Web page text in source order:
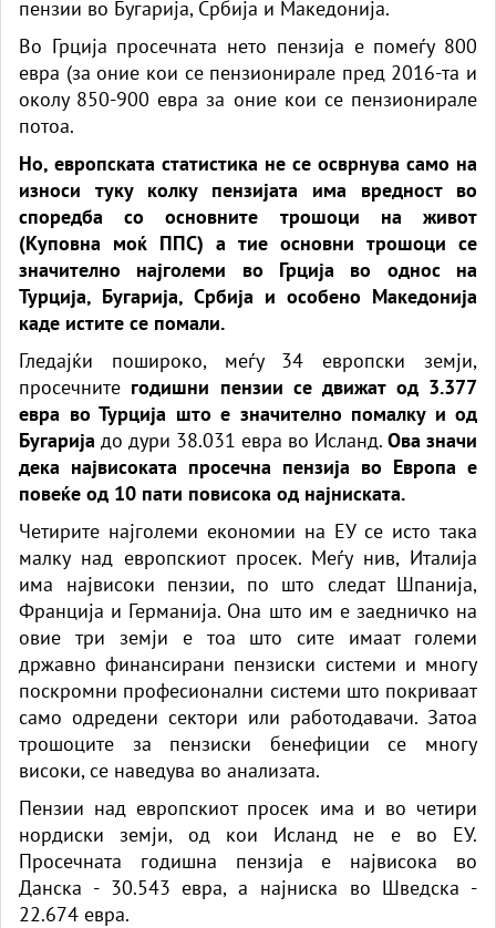
пензии во Бугарија, Србија и Македонија.
Во Грција просечната нето пензија е помеѓу 800
евра (за оние кои се пензионирале пред 2016-та и
околу 850-900 евра за оние кои се пензионирале
потоа.
Но, европската статистика не се осврнува само на
износи туку колку пензијата има вредност во
споредба со основните трошоци на живот
(Куповна моќ ППС) а тие основни трошоци се
значително најголеми во Грција во однос на
Турција, Бугарија, Србија и особено Македонија
каде истите се помали.
Гледајќи пошироко, меѓу 34 европски земји,
просечните годишни пензии се движат од 3.377
евра во Турција што е значително помалку и од
Бугарија до дури 38.031 евра во Исланд. Ова значи
дека највисоката просечна пензија во Европа е
повеќе од 10 пати повисока од најниската.
Четирите најголеми економии на ЕУ се исто така
малку над европскиот просек. Меѓу нив, Италија
има највисоки пензии, по што следат Шпанија,
Франција и Германија. Она што им е заедничко на
овие три земји е тоа што сите имаат големи
државно финансирани пензиски системи и многу
поскромни професионални системи што покриваат
само одредени сектори или работодавачи. Затоа
трошоците за пензиски бенефиции се многу
високи, се наведува во анализата.
Пензии над европскиот просек има и во четири
нордиски земји, од кои Исланд не е во ЕУ.
Просечната годишна пензија е највисока во
Данска - 30.543 евра, а најниска во Шведска -
22.674 евра.